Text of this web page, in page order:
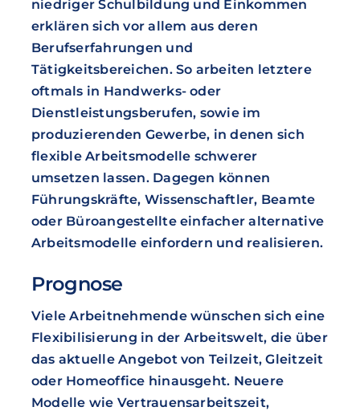
niedriger Schulbildung und Einkommen
erklären sich vor allem aus deren
Berufserfahrungen und
Tätigkeitsbereichen. So arbeiten letztere
oftmals in Handwerks- oder
Dienstleistungsberufen, sowie im
produzierenden Gewerbe, in denen sich
flexible Arbeitsmodelle schwerer
umsetzen lassen. Dagegen können
Führungskräfte, Wissenschaftler, Beamte
oder Büroangestellte einfacher alternative
Arbeitsmodelle einfordern und realisieren.
Prognose
Viele Arbeitnehmende wünschen sich eine
Flexibilisierung in der Arbeitswelt, die über
das aktuelle Angebot von Teilzeit, Gleitzeit
oder Homeoffice hinausgeht. Neuere
Modelle wie Vertrauensarbeitszeit,